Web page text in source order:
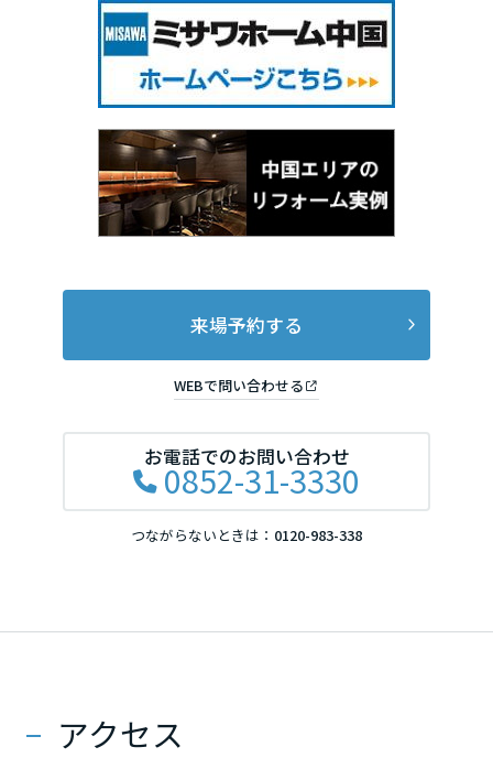
来場予約する
WEBで問い合わせる
お電話でのお問い合わせ
0852-31-3330
つながらないときは： 0120-983-338
アクセス